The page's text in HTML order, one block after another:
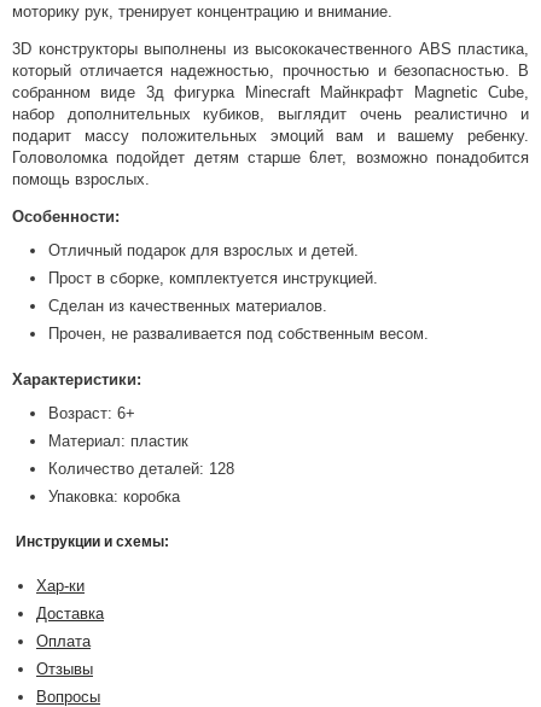
моторику рук, тренирует концентрацию и внимание.
3D конструкторы выполнены из высококачественного ABS пластика,
который отличается надежностью, прочностью и безопасностью. В
собранном виде 3д фигурка Minecraft Майнкрафт Magnetic Cube,
набор дополнительных кубиков, выглядит очень реалистично и
подарит массу положительных эмоций вам и вашему ребенку.
Головоломка подойдет детям старше 6лет, возможно понадобится
помощь взрослых.
Особенности:
Отличный подарок для взрослых и детей.
Прост в сборке, комплектуется инструкцией.
Сделан из качественных материалов.
Прочен, не разваливается под собственным весом.
Характеристики:
Возраст: 6+
Материал: пластик
Количество деталей: 128
Упаковка: коробка
Инструкции и схемы:
Хар-ки
Доставка
Оплата
Отзывы
Вопросы